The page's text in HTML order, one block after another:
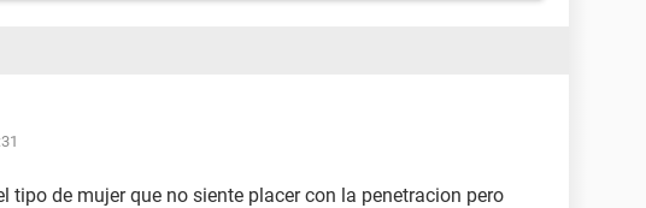
tipo de mujer que no siente placer con la penetracion pero